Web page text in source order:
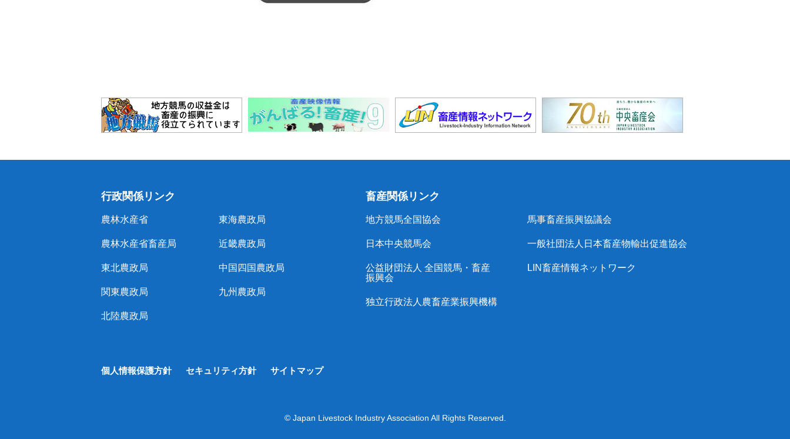
行政関係リンク
農林水産省
農林水産省畜産局
東北農政局
関東農政局
北陸農政局
東海農政局
近畿農政局
中国四国農政局
九州農政局
畜産関係リンク
地方競馬全国協会
日本中央競馬会
公益財団法人 全国競馬・畜産
振興会
独立行政法人農畜産業振興機構
馬事畜産振興協議会
一般社団法人日本畜産物輸出促進協会
LIN畜産情報ネットワーク
個人情報保護方針 セキュリティ方針 サイトマップ
© Japan Livestock Industry Association All Rights Reserved.